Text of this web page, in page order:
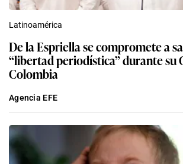
Latinoamérica
De la Espriella se compromete a
“libertad periodística” durante su
Colombia
Agencia EFE